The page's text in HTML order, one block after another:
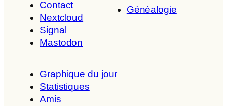
Contact
Nextcloud
Signal
Mastodon
Généalogie
Graphique du jour
Statistiques
Amis